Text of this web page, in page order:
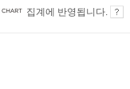
집계에 반영됩니다.